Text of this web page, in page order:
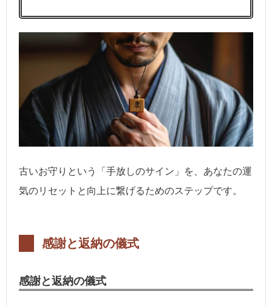
古いお守りという「手放しのサイン」を、あなたの運
気のリセットと向上に繋げるためのステップです。
感謝と返納の儀式
感謝と返納の儀式